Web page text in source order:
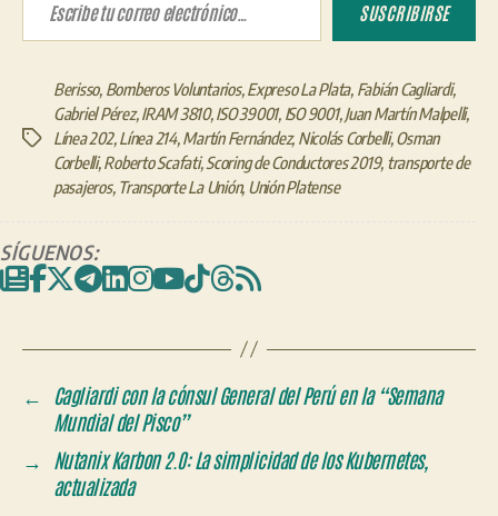
SUSCRIBIRSE
Etiquetas
Berisso, Bomberos Voluntarios,Expreso La Plata, Fabián Cagliardi,
Gabriel Pérez,IRAM 3810,ISO 39001, ISO 9001,Juan Martín Malpelli,
Línea 202,Línea 214,Martín Fernández, Nicolás Corbelli,Osman
Corbelli,Roberto Scafati,Scoring de Conductores 2019, transporte de
pasajeros, Transporte La Unión, Unión Platense
SÍGUENOS:
← Cagliardi con la cónsul General del Perú en la “Semana
Mundial del Pisco”
→ Nutanix Karbon 2.0: La simplicidad de los Kubernetes,
actualizada